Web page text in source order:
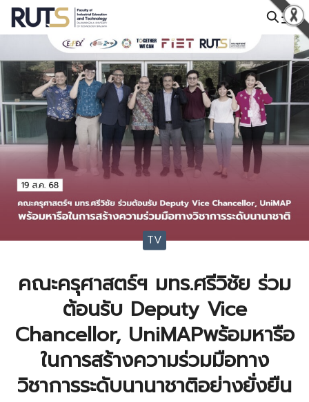
Skip
TV
คณะครุศาสตร์ฯ มทร.ศรีวิชัย ร่วม
ต้อนรับ Deputy Vice
Chancellor, UniMAPพร้อมหารือ
ในการสร้างความร่วมมือทาง
วิชาการระดับนานาชาติอย่างยั่งยืน